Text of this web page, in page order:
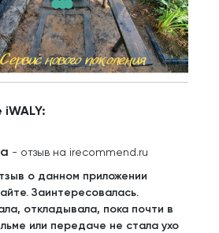
- отзыв на irecommend.ru
о данном приложении
Заинтересовалась.
откладывала, пока почти в
или передаче не стала ухо